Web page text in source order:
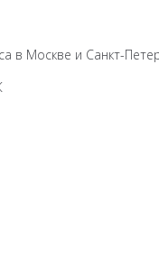
в Москве и Санкт-